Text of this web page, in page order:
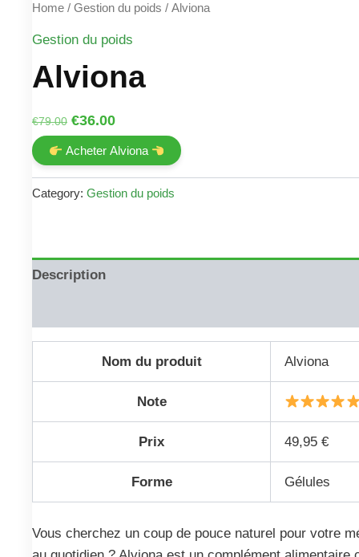
Home / Gestion du poids / Alviona
Gestion du poids
Alviona
€79.00 Original
price
was:
€79.00.
€36.00Current
price
is:
€36.00.
Acheter Alviona
Category: Gestion du poids
Description
Nom du produit Alviona
Note
Prix 49,95 €
Forme Gélules
Vous cherchez un coup de pouce naturel pour votre